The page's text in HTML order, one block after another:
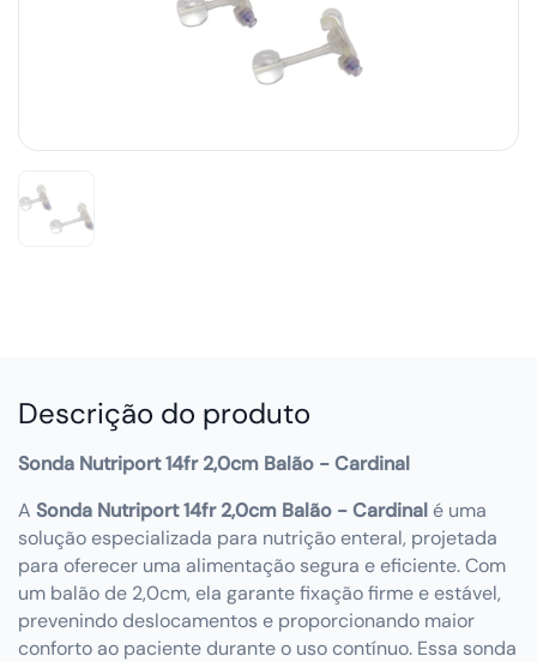
Descrição do produto
Sonda Nutriport 14fr 2,0cm Balão - Cardinal
A Sonda Nutriport 14fr 2,0cm Balão - Cardinalé uma
solução especializada para nutrição enteral, projetada
para oferecer uma alimentação segura e eficiente. Com
um balão de 2,0cm, ela garante fixação firme e estável,
prevenindo deslocamentos e proporcionando maior
conforto ao paciente durante o uso contínuo. Essa sonda